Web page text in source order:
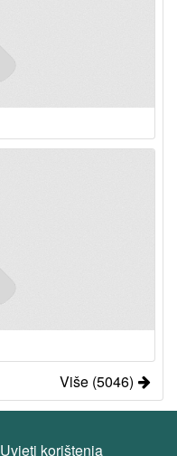
Više (5046)
Uvjeti korištenja